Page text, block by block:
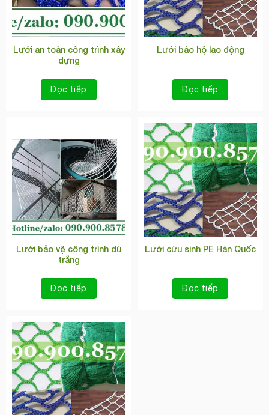
Lưới an toàn công trình xây
dựng
Đọc tiếp
Lưới bảo hộ lao động
Đọc tiếp
Lưới bảo vệ công trình dù
trắng
Đọc tiếp
Lưới cứu sinh PE Hàn Quốc
Đọc tiếp